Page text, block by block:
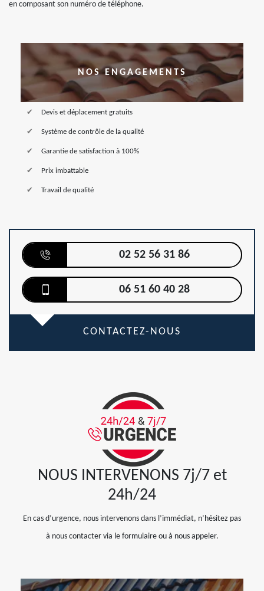
en composant son numéro de téléphone.
NOS ENGAGEMENTS
Devis et déplacement gratuits
Système de contrôle de la qualité
Garantie de satisfaction à 100%
Prix imbattable
Travail de qualité
02 52 56 31 86
06 51 60 40 28
CONTACTEZ-NOUS
NOUS INTERVENONS 7j/7 et
24h/24
En cas d’urgence, nous intervenons dans l’immédiat, n’hésitez pas
à nous contacter via le formulaire ou à nous appeler.